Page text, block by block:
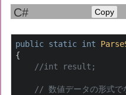
Copy
public static int
{
//int result;
// 数値データの形式で